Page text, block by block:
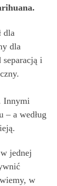
dla
dla
i
Innymi
– a według
jednej
w